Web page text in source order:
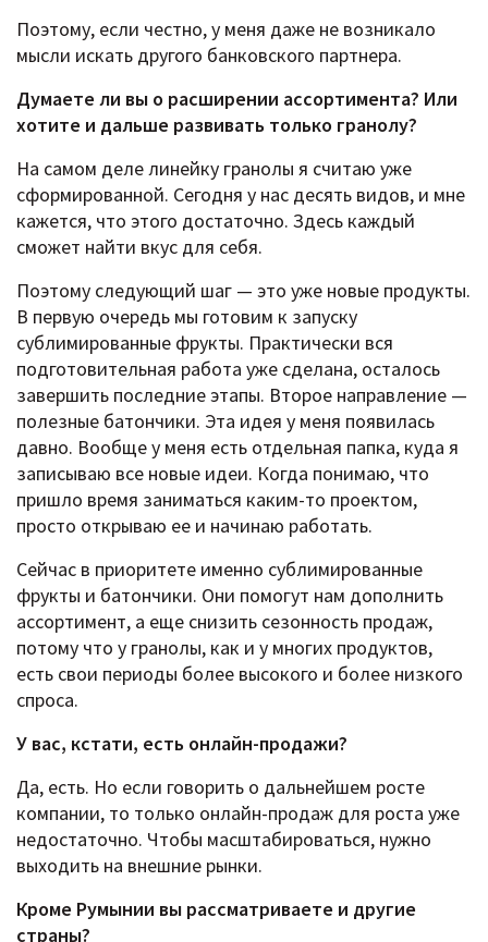
Поэтому, если честно, у меня даже не возникало
мысли искать другого банковского партнера.
Думаете ли вы о расширении ассортимента? Или
хотите и дальше развивать только гранолу?
На самом деле линейку гранолы я считаю уже
сформированной. Сегодня у нас десять видов, и мне
кажется, что этого достаточно. Здесь каждый
сможет найти вкус для себя.
Поэтому следующий шаг — это уже новые продукты.
В первую очередь мы готовим к запуску
сублимированные фрукты. Практически вся
подготовительная работа уже сделана, осталось
завершить последние этапы. Второе направление —
полезные батончики. Эта идея у меня появилась
давно. Вообще у меня есть отдельная папка, куда я
записываю все новые идеи. Когда понимаю, что
пришло время заниматься каким-то проектом,
просто открываю ее и начинаю работать.
Сейчас в приоритете именно сублимированные
фрукты и батончики. Они помогут нам дополнить
ассортимент, а еще снизить сезонность продаж,
потому что у гранолы, как и у многих продуктов,
есть свои периоды более высокого и более низкого
спроса.
У вас, кстати, есть онлайн-продажи?
Да, есть. Но если говорить о дальнейшем росте
компании, то только онлайн-продаж для роста уже
недостаточно. Чтобы масштабироваться, нужно
выходить на внешние рынки.
Кроме Румынии вы рассматриваете и другие
страны?